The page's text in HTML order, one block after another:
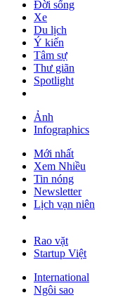
Đời sống
Xe
Du lịch
Ý kiến
Tâm sự
Thư giãn
Spotlight
Ảnh
Infographics
Mới nhất
Xem Nhiều
Tin nóng
Newsletter
Lịch vạn niên
Rao vặt
Startup Việt
International
Ngôi sao